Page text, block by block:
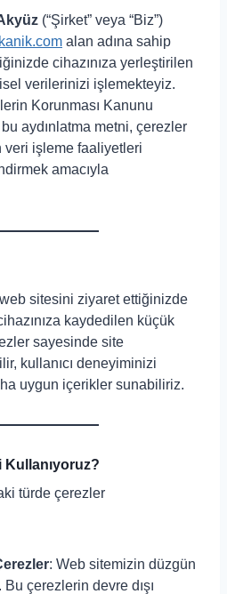
(“Şirket” veya “Biz”)
alan adına sahip
cihazınıza yerleştirilen
verilerinizi işlemekteyiz.
Korunması Kanunu
bu aydınlatma metni, çerezler
işleme faaliyetleri
amacıyla
sitesini ziyaret ettiğinizde
cihazınıza kaydedilen küçük
sayesinde site
kullanıcı deneyiminizi
uygun içerikler sunabiliriz.
Kullanıyoruz?
türde çerezler
: Web sitemizin düzgün
Bu çerezlerin devre dışı